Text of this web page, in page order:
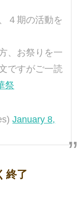
４期の活動を
、お祭りを一
ですがご一読
祭
January 8,
終了